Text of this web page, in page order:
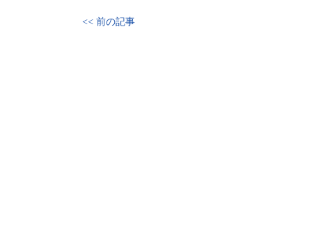
<< 前の記事